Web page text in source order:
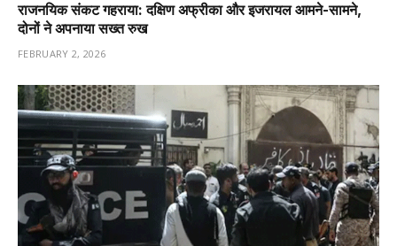
राजनयिक संकट गहराया: दक्षिण अफ्रीका और इजरायल आमने-सामने,
दोनों ने अपनाया सख्त रुख
FEBRUARY 2, 2026